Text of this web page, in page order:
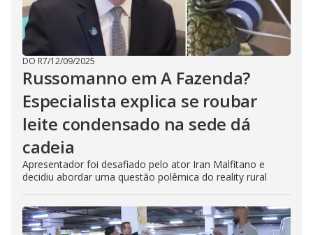
DO R7/12/09/2025
Russomanno em A Fazenda?
Especialista explica se roubar
leite condensado na sede dá
cadeia
Apresentador foi desafiado pelo ator Iran Malfitano e
decidiu abordar uma questão polêmica do reality rural